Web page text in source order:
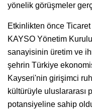
yönelik görüşmeler
Etkinlikten önce
KAYSO Yönetim
sanayisinin üretim ve
şehrin Türkiye
Kayseri'nin girişimci
kültürüyle uluslararası
potansiyeline sahip